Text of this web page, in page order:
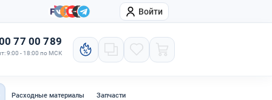
Компания Войти
77 00 789
9:00 - 18:00 по МСК
Расходные материалы Запчасти